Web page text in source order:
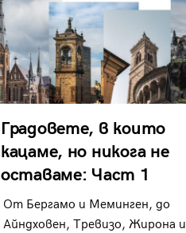
Градовете, в които
кацаме, но никога не
оставаме: Част 1
От Бергамо и Меминген, до
Айндховен, Тревизо, Жирона и